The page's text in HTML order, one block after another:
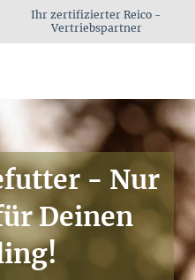
Ihr zertifizierter Reico -
Vertriebspartner
- Nur
Deinen